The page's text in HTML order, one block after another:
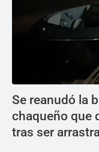
Se reanudó la
chaqueño que
tras ser